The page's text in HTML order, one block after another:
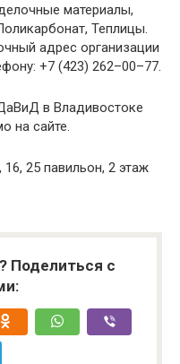
материалы,
Теплицы.
адрес организации
+7 (423) 262–00–77.
в Владивостоке
на сайте.
25 павильон, 2 этаж
Поделиться с